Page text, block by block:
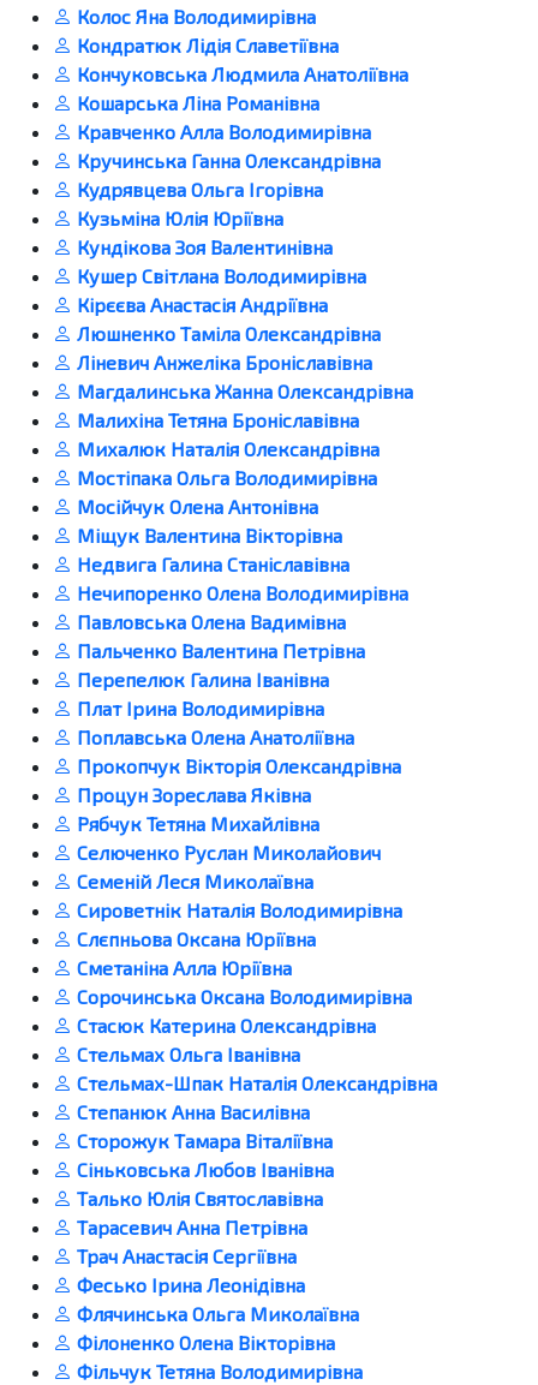
Колос Яна Володимирівна
Кондратюк Лідія Славетіївна
Кончуковська Людмила Анатоліївна
Кошарська Ліна Романівна
Кравченко Алла Володимирівна
Кручинська Ганна Олександрівна
Кудрявцева Ольга Ігорівна
Кузьміна Юлія Юріївна
Кундікова Зоя Валентинівна
Кушер Світлана Володимирівна
Кірєєва Анастасія Андріївна
Люшненко Таміла Олександрівна
Ліневич Анжеліка Броніславівна
Магдалинська Жанна Олександрівна
Малихіна Тетяна Броніславівна
Михалюк Наталія Олександрівна
Мостіпака Ольга Володимирівна
Мосійчук Олена Антонівна
Міщук Валентина Вікторівна
Недвига Галина Станіславівна
Нечипоренко Олена Володимирівна
Павловська Олена Вадимівна
Пальченко Валентина Петрівна
Перепелюк Галина Іванівна
Плат Ірина Володимирівна
Поплавська Олена Анатоліївна
Прокопчук Вікторія Олександрівна
Процун Зореслава Яківна
Рябчук Тетяна Михайлівна
Селюченко Руслан Миколайович
Семеній Леся Миколаївна
Сироветнік Наталія Володимирівна
Слєпньова Оксана Юріївна
Сметаніна Алла Юріївна
Сорочинська Оксана Володимирівна
Стасюк Катерина Олександрівна
Стельмах Ольга Іванівна
Стельмах-Шпак Наталія Олександрівна
Степанюк Анна Василівна
Сторожук Тамара Віталіївна
Сіньковська Любов Іванівна
Талько Юлія Святославівна
Тарасевич Анна Петрівна
Трач Анастасія Сергіївна
Фесько Ірина Леонідівна
Флячинська Ольга Миколаївна
Філоненко Олена Вікторівна
Фільчук Тетяна Володимирівна